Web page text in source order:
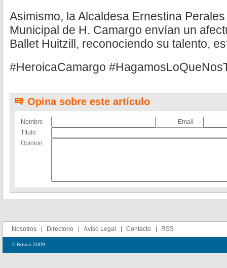
Asimismo, la Alcaldesa Ernestina
Municipal de H. Camargo envían un
Ballet Huitzill, reconociendo su talento,
#HeroicaCamargo
Opina sobre este artículo
Nombre
Email
Título
Opinion
Nosotros Directorio Aviso Legal Contacto RSS
© Novus 2009